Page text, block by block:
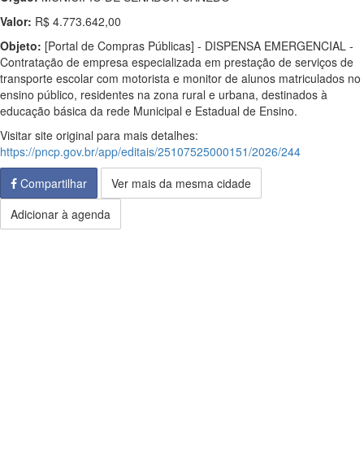
Valor: R$ 4.773.642,00
Objeto: [Portal de Compras Públicas] - DISPENSA EMERGENCIAL -
Contratação de empresa especializada em prestação de serviços de
transporte escolar com motorista e monitor de alunos matriculados no
ensino público, residentes na zona rural e urbana, destinados à
educação básica da rede Municipal e Estadual de Ensino.
Visitar site original para mais detalhes:
https://pncp.gov.br/app/editais/25107525000151/2026/244
Compartilhar
Ver mais da mesma cidade
Adicionar à agenda